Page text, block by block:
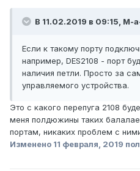
В 11.02.2019 в 09:15, M-
Если к такому порту
например, DES2108 - порт
наличия петли. Просто за
управляемого устройства.
Это с какого перепуга 2108
меня полдюжины таких
портам, никаких проблем с
Изменено 11 февраля, 2019